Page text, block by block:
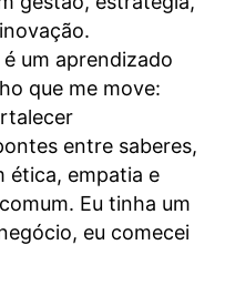
um aprendizado
que me move:
entre saberes,
ética, empatia e
Eu tinha um
eu comecei